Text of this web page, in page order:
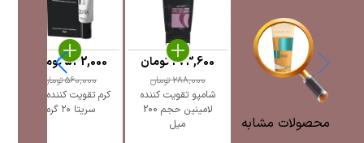
محصولات مشابه
شامپو تقویت کننده
لامینین حجم 200
میل
288,000تومان
273,600تومان
کرم تقویت کننده ابرو
سریتا ۲۰ گرم
560,000تومان
532,000تومان